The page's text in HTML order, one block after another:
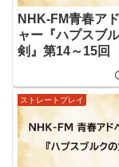
NHK-FM青春ア
ャー『ハプスブ
剣』第14～15回
ストレートプレイ